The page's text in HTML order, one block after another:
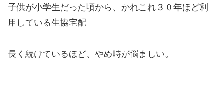
子供が小学生だった頃から、かれこれ３０年ほど利
用している生協宅配
長く続けているほど、やめ時が悩ましい。